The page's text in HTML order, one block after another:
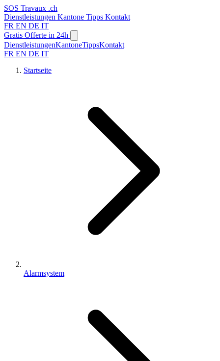
SOS Travaux .ch
Dienstleistungen Kantone Tipps Kontakt
FR EN DE IT
Gratis Offerte in 24h
DienstleistungenKantoneTippsKontakt
FR EN DE IT
Startseite
Alarmsystem